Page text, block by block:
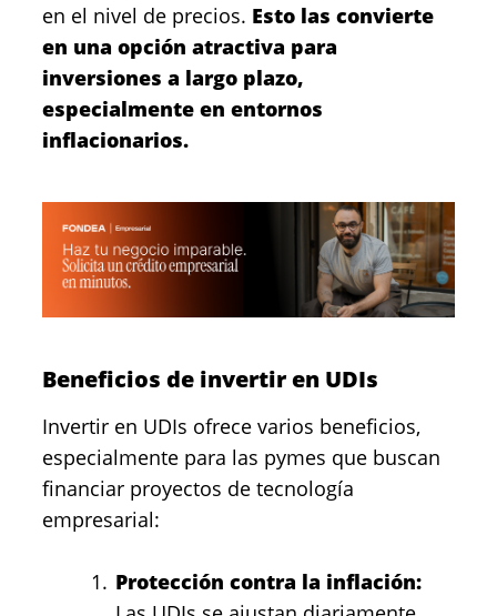
en el nivel de precios. Esto las convierte
en una opción atractiva para
inversiones a largo plazo,
especialmente en entornos
inflacionarios.
Beneficios de invertir en UDIs
Invertir en UDIs ofrece varios beneficios,
especialmente para las pymes que buscan
financiar proyectos de tecnología
empresarial:
Protección contra la inflación: